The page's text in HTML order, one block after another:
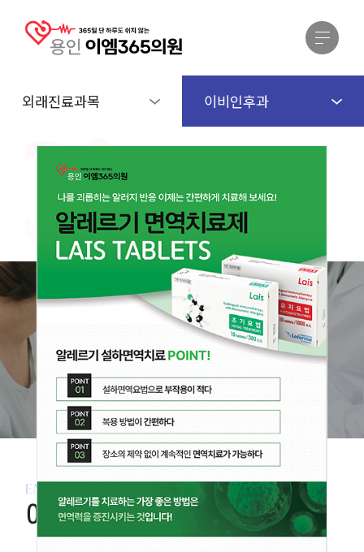
외래진료과목 이비인후과
EM365 CLINIC
외래진료과목
EM365 Medical Center
이비인후과